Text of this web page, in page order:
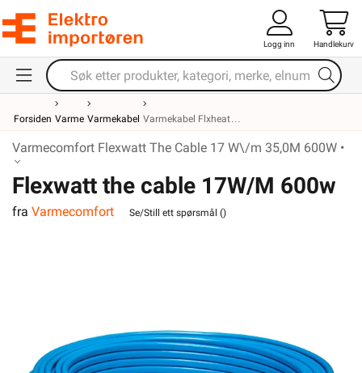
Logg inn Handlekurv
Forsiden Varme Varmekabel Varmekabel Flxheat
Varmecomfort Flexwatt The Cable 17 W\/m 35,0M 600W •
Flexwatt the cable 17W/M 600w
35m
fra Varmecomfort Se/Still ett spørsmål ()